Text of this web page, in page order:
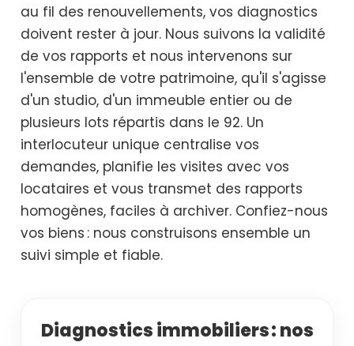
au fil des renouvellements, vos diagnostics
doivent rester à jour. Nous suivons la validité
de vos rapports et nous intervenons sur
l'ensemble de votre patrimoine, qu'il s'agisse
d'un studio, d'un immeuble entier ou de
plusieurs lots répartis dans le 92. Un
interlocuteur unique centralise vos
demandes, planifie les visites avec vos
locataires et vous transmet des rapports
homogènes, faciles à archiver. Confiez-nous
vos biens : nous construisons ensemble un
suivi simple et fiable.
Diagnostics immobiliers : nos